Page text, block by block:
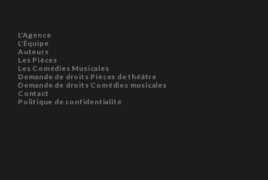
L'Agence
L'Équipe
Auteurs
Les Pièces
Les Comédies Musicales
Demande de droits Pièces de théâtre
Demande de droits Comédies musicales
Contact
Politique de confidentialité